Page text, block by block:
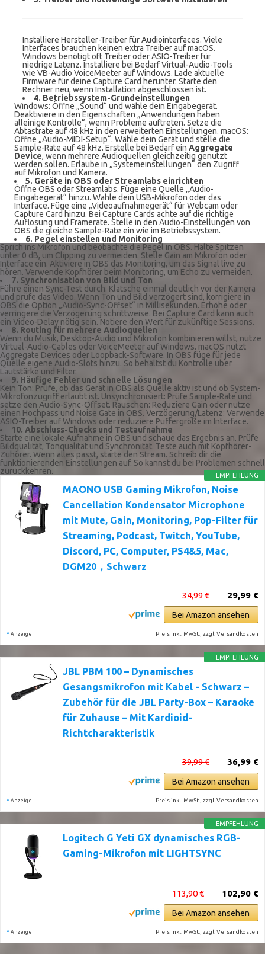
Installiere Hersteller-Treiber für Audiointerfaces. Viele
Interfaces brauchen keinen extra Treiber auf macOS.
Windows benötigt oft Treiber oder ASIO-Treiber für
niedrige Latenz. Installiere bei Bedarf Virtual-Audio-Tools
wie VB-Audio VoiceMeeter auf Windows. Lade aktuelle
Firmware für deine Capture Card herunter. Starte den
Rechner neu, wenn Installation abgeschlossen ist.
4. Betriebssystem-Grundeinstellungen
Windows: Öffne „Sound“ und wähle dein Eingabegerät.
Deaktiviere in den Eigenschaften „Anwendungen haben
alleinige Kontrolle“, wenn Probleme auftreten. Setze die
Abtastrate auf 48 kHz in den erweiterten Einstellungen. macOS:
Öffne „Audio-MIDI-Setup“. Wähle dein Gerät und stelle die
Sample-Rate auf 48 kHz. Erstelle bei Bedarf ein Aggregate
Device, wenn mehrere Audioquellen gleichzeitig genutzt
werden sollen. Erlaube in „Systemeinstellungen“ den Zugriff
auf Mikrofon und Kamera.
5. Geräte in OBS oder Streamlabs einrichten
Öffne OBS oder Streamlabs. Füge eine Quelle „Audio-
Eingabegerät“ hinzu. Wähle dein USB-Mikrofon oder das
Interface. Füge eine „Videoaufnahmegerät“ für Webcam oder
Capture Card hinzu. Bei Capture Cards achte auf die richtige
Auflösung und Framerate. Stelle in den Audio-Einstellungen von
OBS die gleiche Sample-Rate ein wie im Betriebssystem.
6. Pegel einstellen und Monitoring
Sprich ins Mikrofon und beobachte die Pegel in OBS. Halte Spitzen
unter 0 dB, um Clipping zu vermeiden. Stelle Gain am Mikrofon oder
Interface ein. Aktiviere in OBS das Monitoring, um das Signal live zu
hören. Verwende Kopfhörer beim Monitoring, um Echo zu vermeiden.
7. Synchronisation von Bild und Ton
Führe einen Sync-Test durch. Klatsche einmal deutlich vor der Kamera
und prüfe das Video. Wenn Ton und Bild verzögert sind, korrigiere in
OBS die Option „Audio-Sync-Offset“ in Millisekunden. Erhöhe oder
verringere die Verzögerung schrittweise. Bei Capture Card kann auch
ein Video-Delay nötig sein. Notiere den Wert für zukünftige Sessions.
8. Routing für mehrere Audioquellen
Wenn du Musik, Desktop-Audio und Mikrofon kombinieren willst, nutze
Virtual-Audio-Cables oder VoiceMeeter auf Windows. macOS nutzt
Aggregate Devices oder Loopback-Software. In OBS füge für jede
Quelle eigene Audio-Slots hinzu. So behältst du Kontrolle über
Lautstärke und Filter.
9. Häufige Fehler und schnelle Lösungen
Kein Ton: Prüfe, ob das Gerät in OBS als Quelle aktiv ist und ob System-
Mikrofonzugriff erlaubt ist. Unsynchronisiert: Prüfe Sample-Rate und
setze den Audio-Sync-Offset. Rauschen: Reduziere Gain oder nutze
einen Hochpass und Noise Gate in OBS. Verzögerung/Latenz: Verwende
ASIO-Treiber auf Windows oder reduziere Puffergröße im Interface.
10. Abschluss-Checks und Testaufnahme
Starte eine lokale Aufnahme in OBS und schaue das Ergebnis an. Prüfe
Bildqualität, Tonqualität und Synchronität. Teste auch mit Kopfhörer-
Zuhörer. Wenn alles passt, starte den Stream. Schreib dir die
funktionierenden Einstellungen auf. So kannst du bei Problemen schnell
zurückkehren.
EMPFEHLUNG
MAONO USB Gaming Mikrofon, Noise
Cancellation Kondensator Microphone
mit Mute, Gain, Monitoring, Pop-Filter für
Streaming, Podcast, Twitch, YouTube,
Discord, PC, Computer, PS4&5, Mac,
DGM20，Schwarz
29,99 €
34,99 €
Bei Amazon ansehen
* Anzeige Preis inkl. MwSt., zzgl. Versandkosten
EMPFEHLUNG
JBL PBM 100 – Dynamisches
Gesangsmikrofon mit Kabel - Schwarz –
Zubehör für die JBL Party-Box – Karaoke
für Zuhause – Mit Kardioid-
Richtcharakteristik
36,99 €
39,99 €
Bei Amazon ansehen
* Anzeige Preis inkl. MwSt., zzgl. Versandkosten
EMPFEHLUNG
Logitech G Yeti GX dynamisches RGB-
Gaming-Mikrofon mit LIGHTSYNC
102,90 €
113,90 €
Bei Amazon ansehen
* Anzeige Preis inkl. MwSt., zzgl. Versandkosten